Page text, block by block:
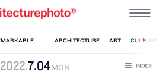
2022.7.04 MON